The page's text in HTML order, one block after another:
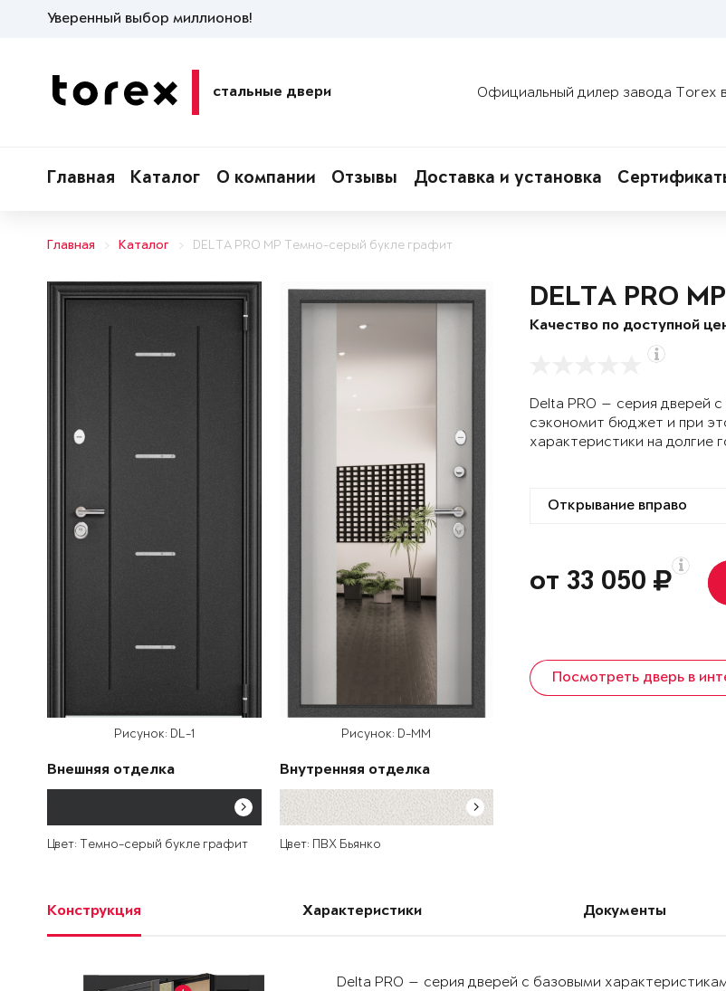
Уверенный выбор миллионов!
стальные двери Официальный дилер завода Torex
Главная Каталог О компании Отзывы Доставка и установка
Главная Каталог DELTA PRO MP Темно-серый букле графит
Рисунок: DL-1
Внешняя отделка
Цвет: Темно-серый букле графит
Рисунок: D-MM
Внутренняя отделка
Цвет: ПВХ Бьянко
DELTA PRO MP
Качество по доступной
Delta PRO — серия дверей
сэкономит бюджет и при
характеристики на долгие
от 33 050
Посмотреть дверь в
Конструкция Характеристики Документы
Delta PRO — серия дверей с базовыми